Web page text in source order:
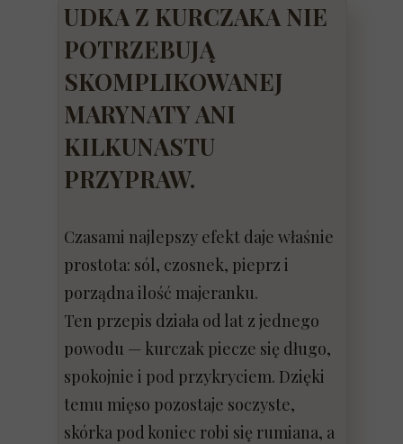
UDKA Z KURCZAKA NIE
POTRZEBUJĄ
SKOMPLIKOWANEJ
MARYNATY ANI
KILKUNASTU
PRZYPRAW.
Czasami najlepszy efekt daje właśnie
prostota: sól, czosnek, pieprz i
porządna ilość majeranku.
Ten przepis działa od lat z jednego
powodu — kurczak piecze się długo,
spokojnie i pod przykryciem. Dzięki
temu mięso pozostaje soczyste,
skórka pod koniec robi się rumiana, a